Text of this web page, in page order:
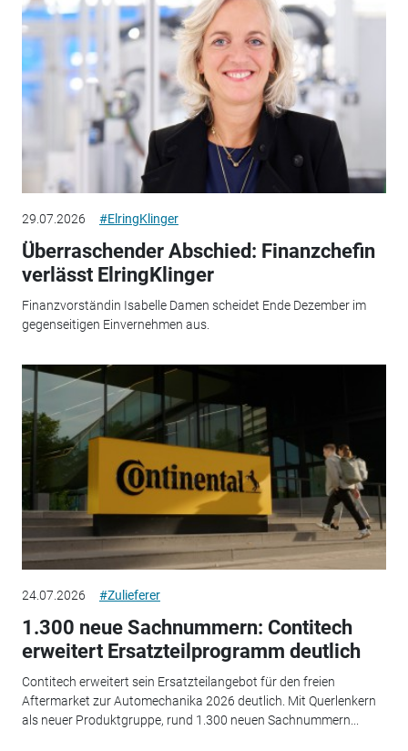
29.07.2026 #ElringKlinger
Überraschender Abschied: Finanzchefin
verlässt ElringKlinger
Finanzvorständin Isabelle Damen scheidet Ende Dezember im
gegenseitigen Einvernehmen aus.
24.07.2026 #Zulieferer
1.300 neue Sachnummern: Contitech
erweitert Ersatzteilprogramm deutlich
Contitech erweitert sein Ersatzteilangebot für den freien
Aftermarket zur Automechanika 2026 deutlich. Mit Querlenkern
als neuer Produktgruppe, rund 1.300 neuen Sachnummern...